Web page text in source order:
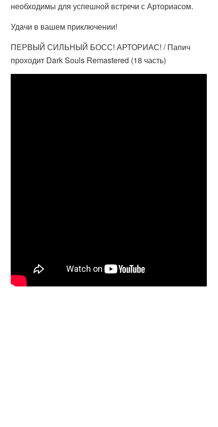
необходимы для успешной встречи с Арториасом.
Удачи в вашем приключении!
ПЕРВЫЙ СИЛЬНЫЙ БОСС! АРТОРИАС! / Папич
проходит Dark Souls Remastered (18 часть)